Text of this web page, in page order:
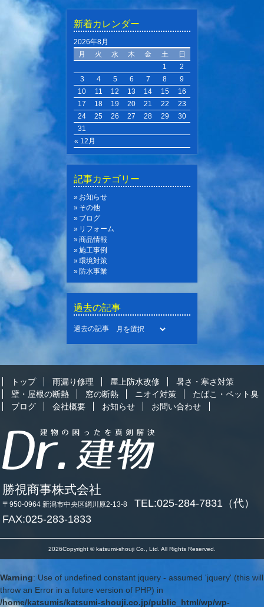
新着カレンダー
2026年8月
月
火 水 木 金 土 日
« 12月
1
2
3
4 5 6 7 8
9
10
11 12 13 14 15
16
17
18 19 20 21 22
23
24
25 26 27 28 29
30
31
記事カテゴリー
お知らせ
その他
ブログ
リフォーム
商品情報
施工事例
環境対策
防水事業
過去の記事
過去の記事
トップ 雨漏り修理 屋上防水改修
暑さ・寒さ対策
壁・屋根の断熱
窓の断熱 ニオイ対策
たばこ・ペット臭
ブログ
会社概要 お知らせ お問い合わせ
勝視商事株式会社
〒950-0964 新潟市中央区網川原2-13-8 TEL:025-284-7831（代）
FAX:025-283-1833
2026Copyright © katsumi-shouji Co., Ltd. All Rights Reserved.
Warning: Use of undefined constant jquery - assumed 'jquery' (this will
throw an Error in a future version of PHP) in
/home/katsumis/katsumi-shouji.co.jp/public_html/wp/wp-